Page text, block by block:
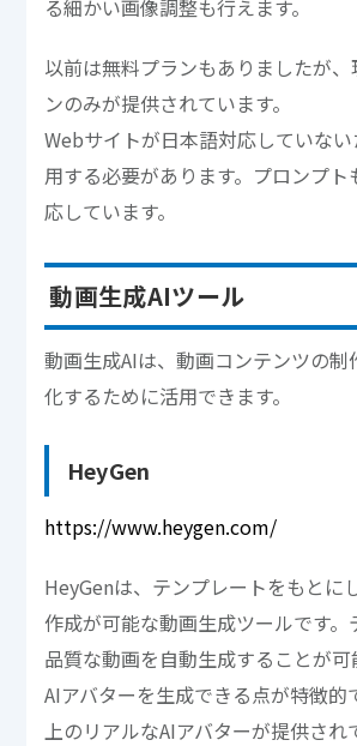
る細かい画像調整も行えます。
以前は無料プランもありましたが
ンのみが提供されています。
Webサイトが日本語対応していな
用する必要があります。プロンプト
応しています。
動画生成AIツール
動画生成AIは、動画コンテンツの制
化するために活用できます。
HeyGen
https://www.heygen.com/
HeyGenは、テンプレートをもとに
作成が可能な動画生成ツールです。
品質な動画を自動生成することが可
AIアバターを生成できる点が特徴的
上のリアルなAIアバターが提供され